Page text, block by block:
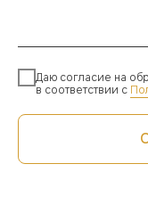
Даю согласие на
в соответствии с